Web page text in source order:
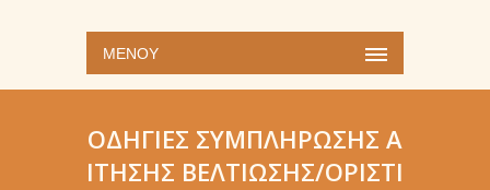
ΜΕΝΟΎ
ΟΔΗΓΊΕΣ ΣΥΜΠΛΉΡΩΣΗΣ Α
ΊΤΗΣΗΣ ΒΕΛΤΊΩΣΗΣ/ΟΡΙΣΤΙ